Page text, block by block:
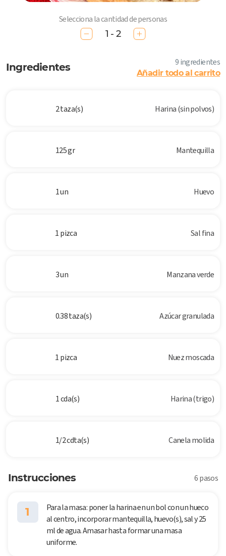
Selecciona la cantidad de personas
1 - 2
Ingredientes 9 ingredientes
Añadir todo al carrito
2 taza(s) Harina (sin polvos)
125 gr Mantequilla
1 un Huevo
1 pizca Sal fina
3 un Manzana verde
0.38 taza(s) Azúcar granulada
1 pizca Nuez moscada
1 cda(s) Harina (trigo)
1/2 cdta(s) Canela molida
Instrucciones 6 pasos
1
Para la masa: poner la harina en un bol con un hueco
al centro, incorporar mantequilla, huevo(s), sal y 25
ml de agua. Amasar hasta formar una masa
uniforme.